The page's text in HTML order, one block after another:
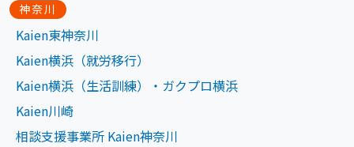
神奈川
Kaien東神奈川
Kaien横浜（就労移行）
Kaien横浜（生活訓練）・ガクプロ横浜
Kaien川崎
相談支援事業所 Kaien神奈川